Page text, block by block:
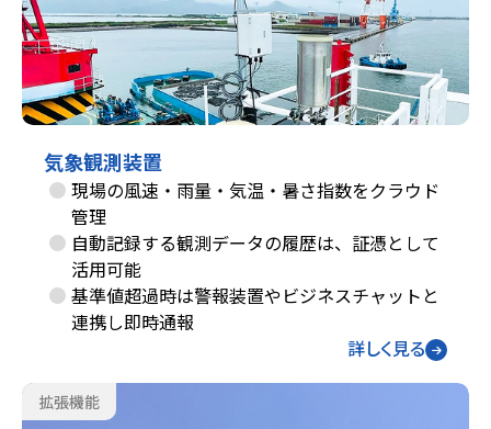
気象観測装置
現場の風速・雨量・気温・暑さ指数をクラウド
管理
自動記録する観測データの履歴は、証憑として
活用可能
基準値超過時は警報装置やビジネスチャットと
連携し即時通報
詳しく見る
拡張機能